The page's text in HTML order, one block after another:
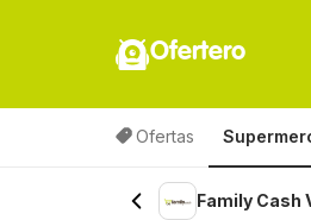
Ofertero
Ofertas
Family Cash